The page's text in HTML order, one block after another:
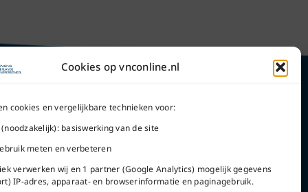
Cookies op vnconline.nl
cookies en vergelijkbare technieken voor:
basiswerking van de site
meten en verbeteren
verwerken wij en 1 partner (Google Analytics) mogelijk gegevens
IP-adres, apparaat- en browserinformatie en paginagebruik.
Word lid